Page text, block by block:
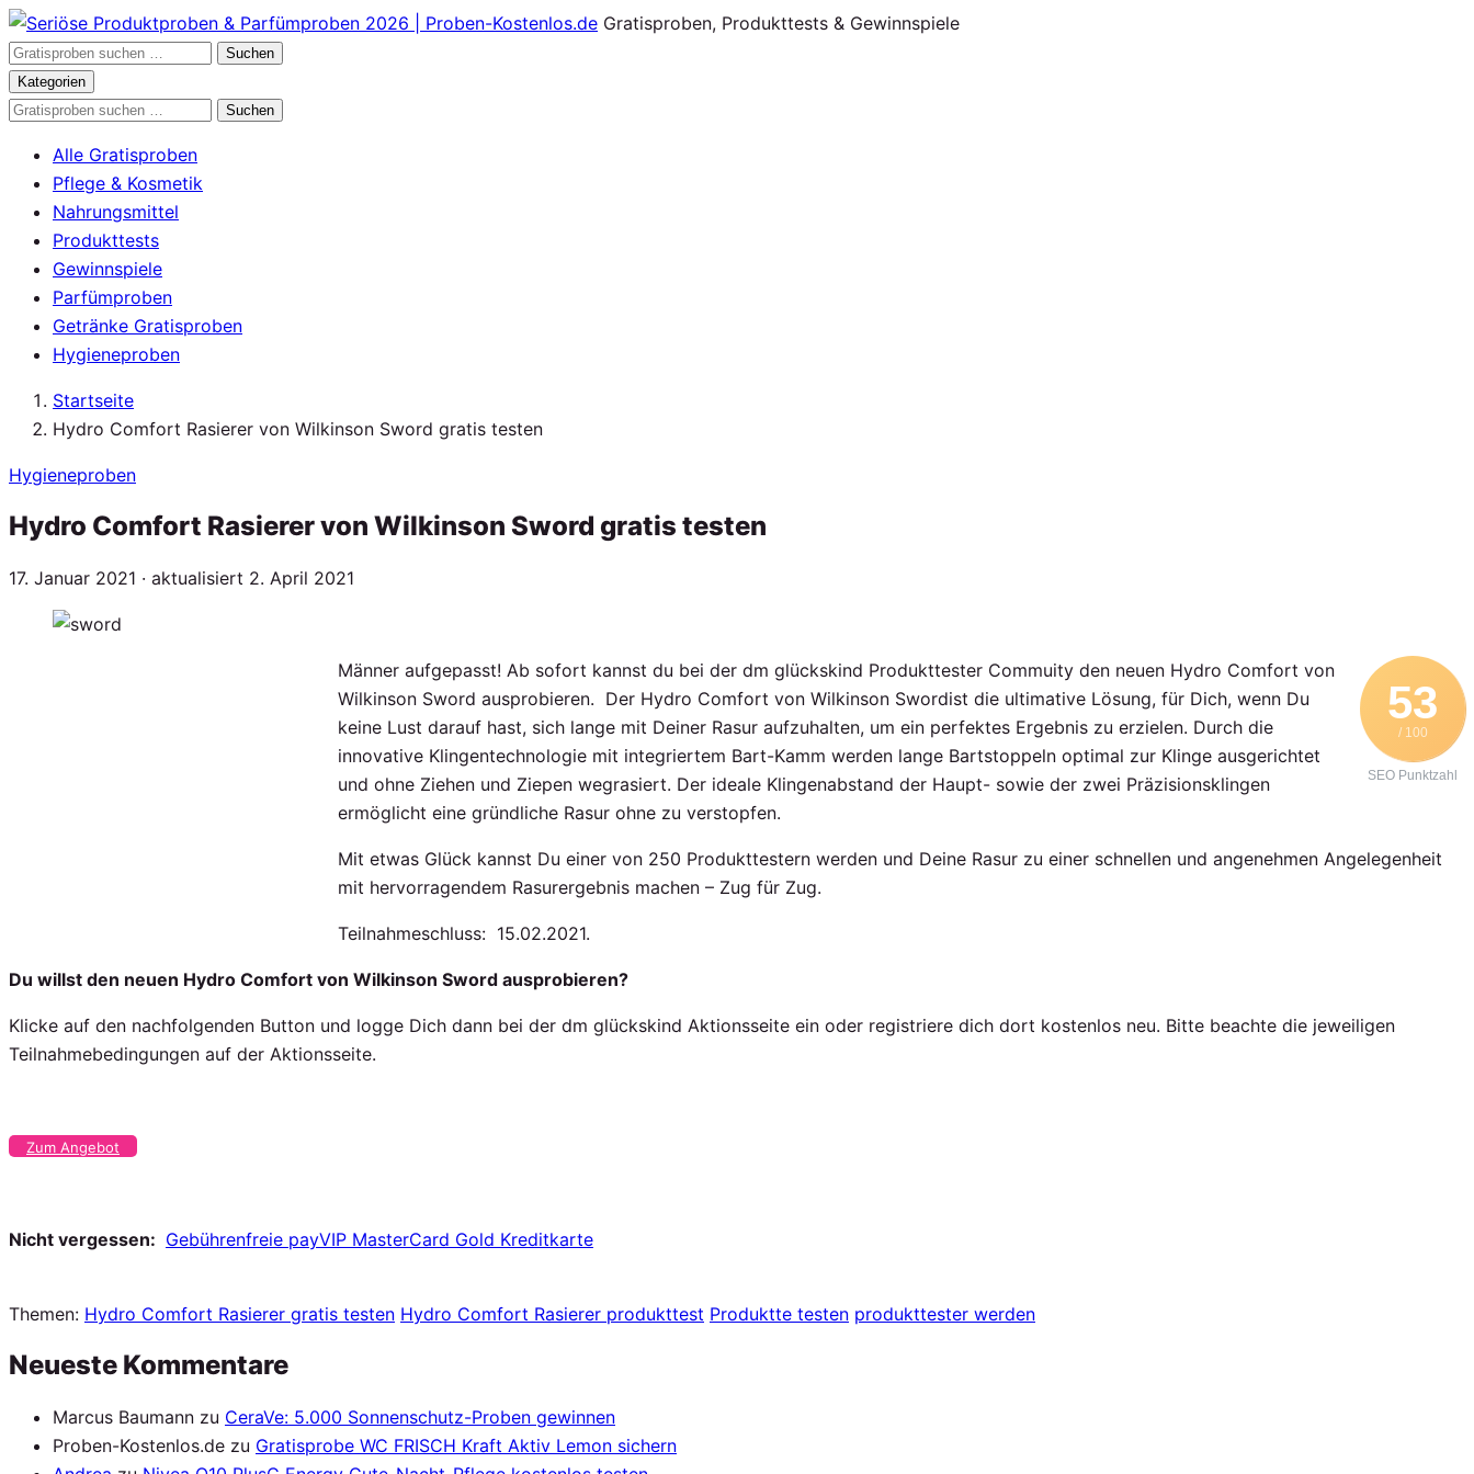
Zum
Inhalt
springen
Gratisproben, Produkttests & Gewinnspiele
Gratisproben
durchsuchen
Suchen
Kategorien
Gratisproben
Suchen
Alle Gratisproben
Pflege & Kosmetik
Nahrungsmittel
Produkttests
Gewinnspiele
Parfümproben
Getränke Gratisproben
Hygieneproben
Startseite
Hydro Comfort Rasierer von Wilkinson Sword gratis testen
Hygieneproben
Hydro Comfort Rasierer von Wilkinson Sword gratis testen
Veröffentlicht
17. Januar 2021 · aktualisiert 2. April 2021
53
/ 100
SEO Punktzahl
Männer aufgepasst! Ab sofort kannst du bei der dm glückskind Produkttester Commuity den neuen Hydro Comfort von
Wilkinson Sword ausprobieren. Der Hydro Comfort von Wilkinson Swordist die ultimative Lösung, für Dich, wenn Du
keine Lust darauf hast, sich lange mit Deiner Rasur aufzuhalten, um ein perfektes Ergebnis zu erzielen. Durch die
innovative Klingentechnologie mit integriertem Bart-Kamm werden lange Bartstoppeln optimal zur Klinge ausgerichtet
und ohne Ziehen und Ziepen wegrasiert. Der ideale Klingenabstand der Haupt- sowie der zwei Präzisionsklingen
ermöglicht eine gründliche Rasur ohne zu verstopfen.
Mit etwas Glück kannst Du einer von 250 Produkttestern werden und Deine Rasur zu einer schnellen und angenehmen Angelegenheit
mit hervorragendem Rasurergebnis machen – Zug für Zug.
Teilnahmeschluss: 15.02.2021.
Du willst den neuen Hydro Comfort von Wilkinson Sword ausprobieren?
Klicke auf den nachfolgenden Button und logge Dich dann bei der dm glückskind Aktionsseite ein oder registriere dich dort kostenlos neu. Bitte beachte die jeweiligen
Teilnahmebedingungen auf der Aktionsseite.
Zum Angebot
Nicht vergessen: Gebührenfreie payVIP MasterCard Gold Kreditkarte
Themen: Hydro Comfort Rasierer gratis testen Hydro Comfort Rasierer produkttest Produktte testen produkttester werden
Neueste Kommentare
Marcus Baumann zu CeraVe: 5.000 Sonnenschutz-Proben gewinnen
Proben-Kostenlos.de zu Gratisprobe WC FRISCH Kraft Aktiv Lemon sichern